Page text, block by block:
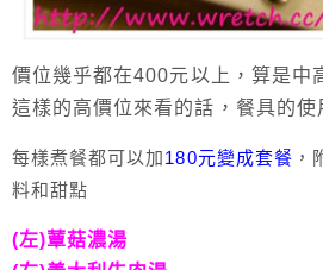
價位幾乎都在400元以上，算是中
這樣的高價位來看的話，餐具的使
每樣煮餐都可以加180元變成套餐 ，
料和甜點
(左)蕈菇濃湯